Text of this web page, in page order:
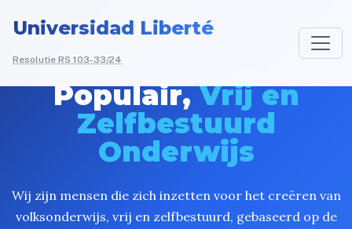
Universidad Liberté
Resolutie RS 103-33/24
Populair,Vrij en
Zelfbestuurd
Onderwijs
Wij zijn mensen die zich inzetten voor het creëren van
volksonderwijs, vrij en zelfbestuurd, gebaseerd op de